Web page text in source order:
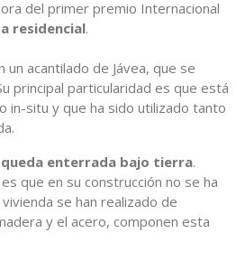
del primer premio Internacional
residencial.
un acantilado de Jávea, que se
principal particularidad es que está
in-situ y que ha sido utilizado tanto
enterrada bajo tierra.
que en su construcción no se ha
se han realizado de
y el acero, componen esta